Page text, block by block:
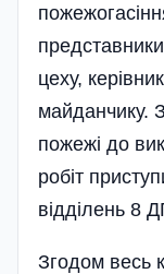
цеху,
майданчику.
пожежі до
робіт
відділень 8
Згодом весь